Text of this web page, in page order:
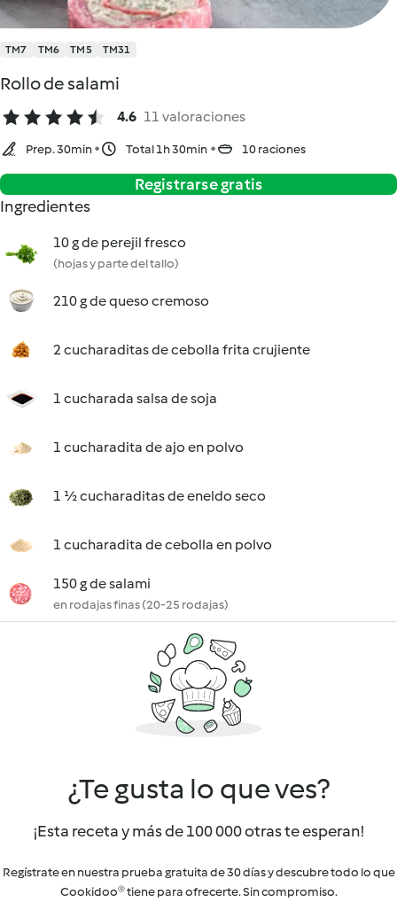
TM7 TM6 TM5 TM31
Rollo de salami
4.6 11 valoraciones
Prep. 30min Total 1h 30min 10 raciones
Registrarse gratis
Ingredientes
10 g de perejil fresco
(hojas y parte del tallo)
210 g de queso cremoso
2 cucharaditas de cebolla frita crujiente
1 cucharada salsa de soja
1 cucharadita de ajo en polvo
1 ½ cucharaditas de eneldo seco
1 cucharadita de cebolla en polvo
150 g de salami
en rodajas finas (20-25 rodajas)
¿Te gusta lo que ves?
¡Esta receta y más de 100 000 otras te esperan!
Regístrate en nuestra prueba gratuita de 30 días y descubre todo lo que
Cookidoo® tiene para ofrecerte. Sin compromiso.